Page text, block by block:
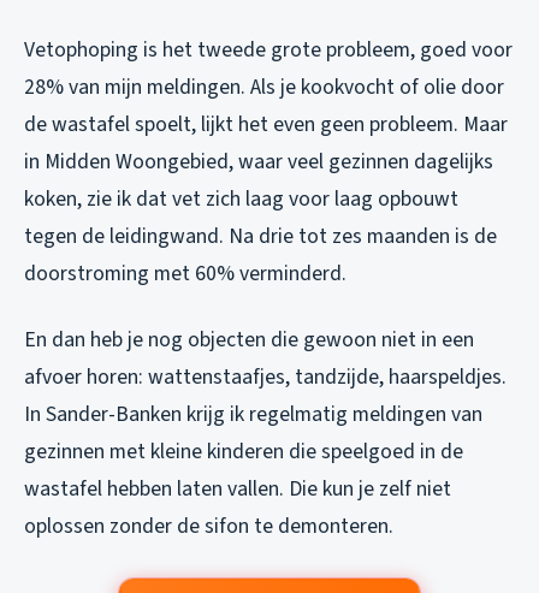
Vetophoping is het tweede grote probleem, goed voor
28% van mijn meldingen. Als je kookvocht of olie door
de wastafel spoelt, lijkt het even geen probleem. Maar
in Midden Woongebied, waar veel gezinnen dagelijks
koken, zie ik dat vet zich laag voor laag opbouwt
tegen de leidingwand. Na drie tot zes maanden is de
doorstroming met 60% verminderd.
En dan heb je nog objecten die gewoon niet in een
afvoer horen: wattenstaafjes, tandzijde, haarspeldjes.
In Sander-Banken krijg ik regelmatig meldingen van
gezinnen met kleine kinderen die speelgoed in de
wastafel hebben laten vallen. Die kun je zelf niet
oplossen zonder de sifon te demonteren.